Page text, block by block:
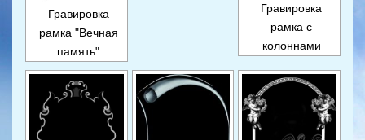
Гравировка
рамка "Вечная
память"
Гравировка
рамка с
колоннами